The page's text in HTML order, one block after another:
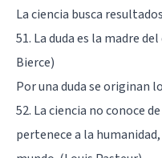
La ciencia busca
51. La duda es la madre
Bierce)
Por una duda se originan
52. La ciencia no conoce
pertenece a la